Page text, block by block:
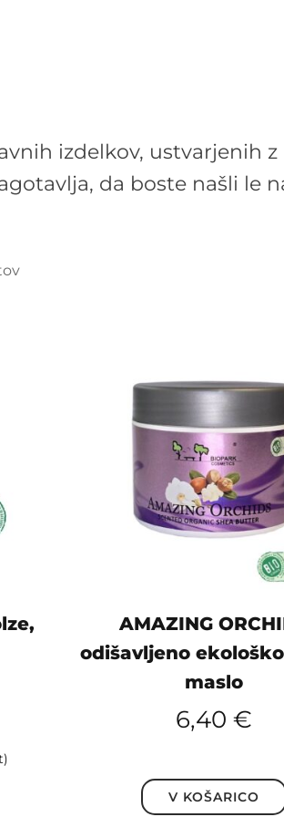
izdelkov, ustvarjenih
da boste našli le
AMAZING
odišavljeno
maslo
6,40 €
V KOŠARICO